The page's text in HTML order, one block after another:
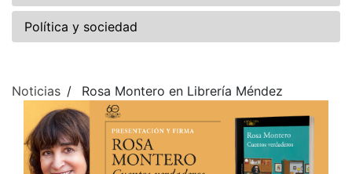
Política y sociedad
Noticias Rosa Montero en Librería Méndez